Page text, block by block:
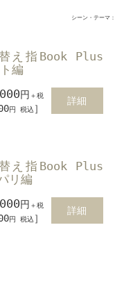
シーン・テーマ：
え指Book Plus
編
円 ＋税
円 税込 ］
詳細
え指Book Plus
リ編
円 ＋税
円 税込 ］
詳細